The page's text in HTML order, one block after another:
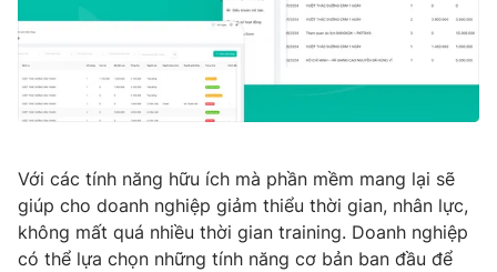
Với các tính năng hữu ích mà phần mềm mang lại sẽ
giúp cho doanh nghiệp giảm thiểu thời gian, nhân lực,
không mất quá nhiều thời gian training. Doanh nghiệp
có thể lựa chọn những tính năng cơ bản ban đầu để